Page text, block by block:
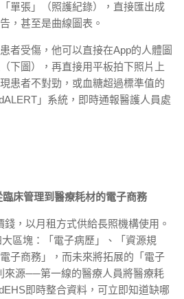
單張」（照護紀錄），直接匯出成
，甚至是曲線圖表。
者受傷，他可以直接在App的人體圖
下圖），再直接用平板拍下照片上
患者不對勁，或血糖超過標準值的
」系統，即時通報醫護人員處
床管理到醫療耗材的電子商務
錢，以月租方式供給長照機構使用。
區塊：「電子病歷」、「資源規
子商務」，而未來將拓展的「電子
來源──第一線的醫療人員將醫療耗
即時整合資料，可立即知道缺哪